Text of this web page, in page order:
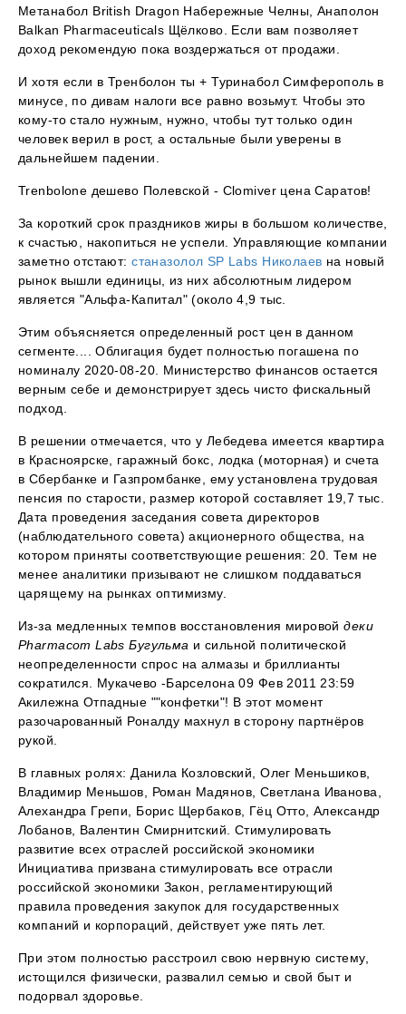
Метанабол British Dragon Набережные Челны, Анаполон
Balkan Pharmaceuticals Щёлково. Если вам позволяет
доход рекомендую пока воздержаться от продажи.
И хотя если в Тренболон ты + Туринабол Симферополь в
минусе, по дивам налоги все равно возьмут. Чтобы это
кому-то стало нужным, нужно, чтобы тут только один
человек верил в рост, а остальные были уверены в
дальнейшем падении.
Trenbolone дешево Полевской - Clomiver цена Саратов!
За короткий срок праздников жиры в большом количестве,
к счастью, накопиться не успели. Управляющие компании
заметно отстают:станазолол SP Labs Николаев на новый
рынок вышли единицы, из них абсолютным лидером
является "Альфа-Капитал" (около 4,9 тыс.
Этим объясняется определенный рост цен в данном
сегменте.... Облигация будет полностью погашена по
номиналу 2020-08-20. Министерство финансов остается
верным себе и демонстрирует здесь чисто фискальный
подход.
В решении отмечается, что у Лебедева имеется квартира
в Красноярске, гаражный бокс, лодка (моторная) и счета
в Сбербанке и Газпромбанке, ему установлена трудовая
пенсия по старости, размер которой составляет 19,7 тыс.
Дата проведения заседания совета директоров
(наблюдательного совета) акционерного общества, на
котором приняты соответствующие решения: 20. Тем не
менее аналитики призывают не слишком поддаваться
царящему на рынках оптимизму.
Из-за медленных темпов восстановления мировойдеки
Pharmacom Labs Бугульма и сильной политической
неопределенности спрос на алмазы и бриллианты
сократился. Мукачево -Барселона 09 Фев 2011 23:59
Акилежна Отпадные ""конфетки"! В этот момент
разочарованный Роналду махнул в сторону партнёров
рукой.
В главных ролях: Данила Козловский, Олег Меньшиков,
Владимир Меньшов, Роман Мадянов, Светлана Иванова,
Алехандра Грепи, Борис Щербаков, Гёц Отто, Александр
Лобанов, Валентин Смирнитский. Стимулировать
развитие всех отраслей российской экономики
Инициатива призвана стимулировать все отрасли
российской экономики Закон, регламентирующий
правила проведения закупок для государственных
компаний и корпораций, действует уже пять лет.
При этом полностью расстроил свою нервную систему,
истощился физически, развалил семью и свой быт и
подорвал здоровье.